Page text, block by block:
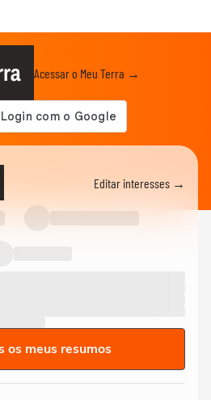
Acessar o Meu Terra →
Editar interesses →
os meus resumos